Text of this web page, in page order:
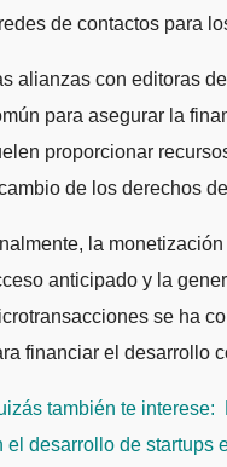
de contactos para
alianzas con editoras
para asegurar la
proporcionar
de los derechos
la
anticipado y la
se ha
financiar el desarrollo
también te interese:
el desarrollo de startups